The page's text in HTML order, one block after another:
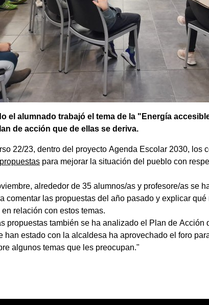
el alumnado trabajó el tema de la "Energía
de acción que de ellas se deriva.
22/23, dentro del proyecto Agenda Escolar 2030, los
para mejorar la situación del pueblo con
alrededor de 35 alumnos/as y profesore/as se
comentar las propuestas del año pasado y explicar qué
relación con estos temas.
propuestas también se ha analizado el Plan de Acción
han estado con la alcaldesa ha aprovechado el foro
algunos temas que les preocupan."